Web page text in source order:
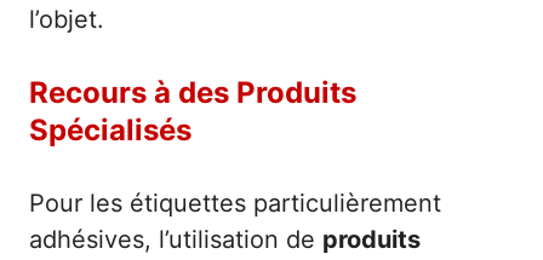
l’objet.
Recours à des Produits
Spécialisés
Pour les étiquettes particulièrement
adhésives, l’utilisation de produits